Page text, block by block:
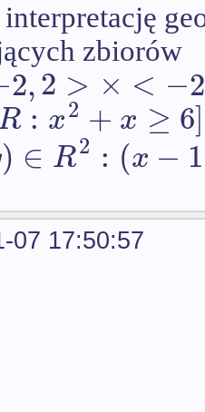
zbiorów
2,2 > × < −2
: x2 + x ≥ 6]
) ∈ R2 : (x − 1
07 17:50:57